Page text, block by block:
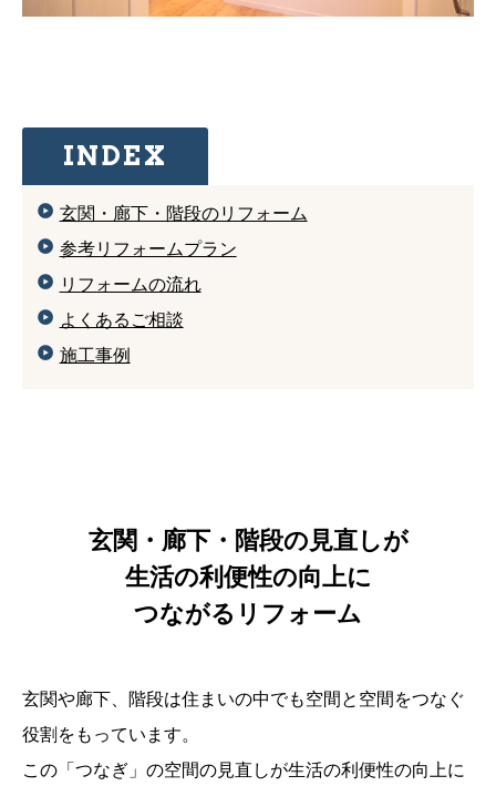
INDEX
玄関・廊下・階段のリフォーム
参考リフォームプラン
リフォームの流れ
よくあるご相談
施⼯事例
玄関・廊下・階段の見直しが
生活の利便性の向上に
つながるリフォーム
玄関や廊下、階段は住まいの中でも空間と空間をつなぐ
役割をもっています。
この「つなぎ」の空間の見直しが生活の利便性の向上に